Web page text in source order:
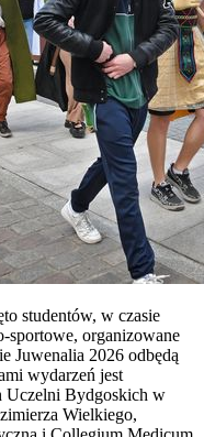
studentów, w czasie
sportowe, organizowane
Juwenalia 2026 odbędą
wydarzeń jest
Uczelni Bydgoskich w
Wielkiego,